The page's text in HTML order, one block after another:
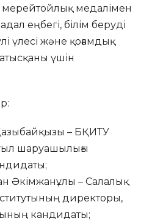
медалімен
еңбегі, білім беруді
үлесі және қоғамдық
үшін
– БҚИТУ
шаруашылығы
Әкімжанұлы – Салалық
директоры,
кандидаты;